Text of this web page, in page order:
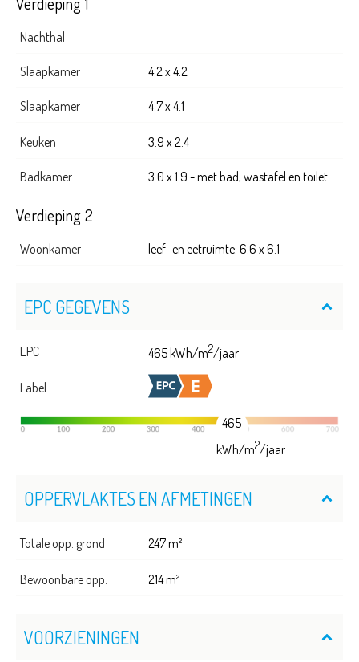
Nachthal
Slaapkamer 4.2 x 4.2
Slaapkamer 4.7 x 4.1
Keuken 3.9 x 2.4
Badkamer 3.0 x 1.9 - met bad, wastafel en toilet
Verdieping 2
Woonkamer leef- en eetruimte: 6.6 x 6.1
EPC GEGEVENS
EPC 465 kWh/m2/jaar
Label
465
kWh/m2/jaar
OPPERVLAKTES EN AFMETINGEN
Totale opp. grond 247 m²
Bewoonbare opp. 214 m²
VOORZIENINGEN